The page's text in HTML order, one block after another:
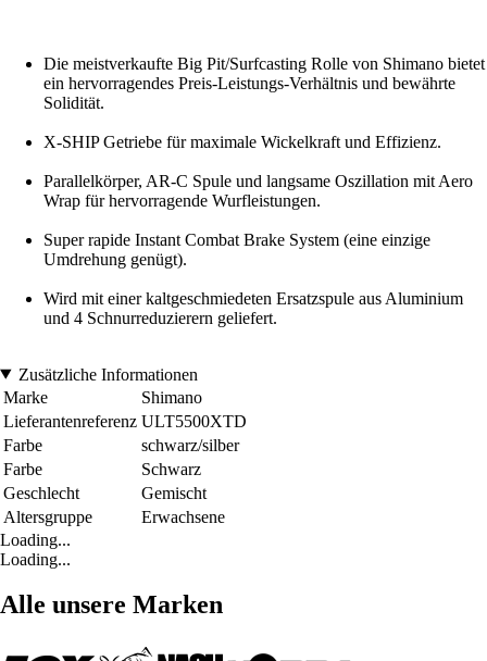
Die meistverkaufte Big Pit/Surfcasting Rolle von Shimano bietet
ein hervorragendes Preis-Leistungs-Verhältnis und bewährte
Solidität.
X-SHIP Getriebe für maximale Wickelkraft und Effizienz.
Parallelkörper, AR-C Spule und langsame Oszillation mit Aero
Wrap für hervorragende Wurfleistungen.
Super rapide Instant Combat Brake System (eine einzige
Umdrehung genügt).
Wird mit einer kaltgeschmiedeten Ersatzspule aus Aluminium
und 4 Schnurreduzierern geliefert.
Zusätzliche Informationen
Marke
Shimano
Lieferantenreferenz ULT5500XTD
Farbe
schwarz/silber
Farbe
Schwarz
Geschlecht
Gemischt
Altersgruppe
Erwachsene
Loading...
Loading...
Alle unsere Marken